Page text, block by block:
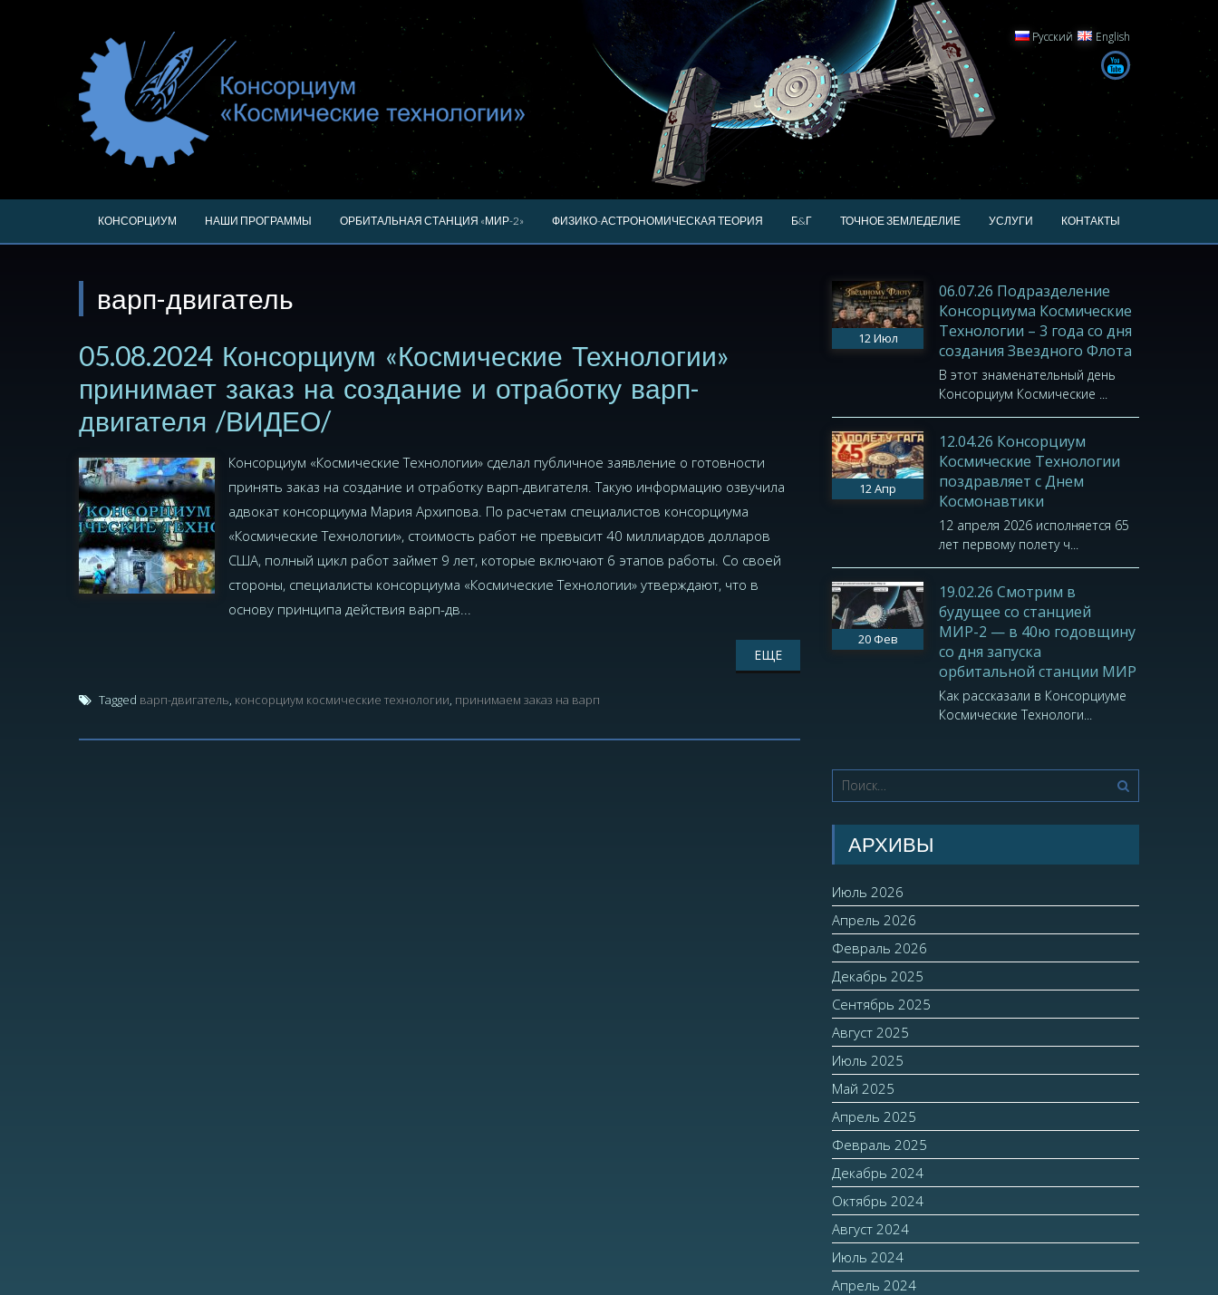
Русский English
КОНСОРЦИУМ НАШИ ПРОГРАММЫ ОРБИТАЛЬНАЯ СТАНЦИЯ «МИР-2» ФИЗИКО-АСТРОНОМИЧЕСКАЯ ТЕОРИЯ Б&Г ТОЧНОЕ ЗЕМЛЕДЕЛИЕ УСЛУГИ КОНТАКТЫ
варп-двигатель
05.08.2024 Консорциум «Космические Технологии»
принимает заказ на создание и отработку варп-
двигателя /ВИДЕО/
Консорциум «Космические Технологии» сделал публичное заявление о готовности
принять заказ на создание и отработку варп-двигателя. Такую информацию озвучила
адвокат консорциума Мария Архипова. По расчетам специалистов консорциума
«Космические Технологии», стоимость работ не превысит 40 миллиардов долларов
США, полный цикл работ займет 9 лет, которые включают 6 этапов работы. Со своей
стороны, специалисты консорциума «Космические Технологии» утверждают, что в
основу принципа действия варп-дв...
ЕЩЕ
Tagged варп-двигатель, консорциум космические технологии, принимаем заказ на варп
12Июл
06.07.26 Подразделение
Консорциума Космические
Технологии – 3 года со дня
создания Звездного Флота
В этот знаменательный день
Консорциум Космические ...
12Апр
12.04.26 Консорциум
Космические Технологии
поздравляет с Днем
Космонавтики
12 апреля 2026 исполняется 65
лет первому полету ч...
20 Фев
19.02.26 Смотрим в
будущее со станцией
МИР-2 — в 40ю годовщину
со дня запуска
орбитальной станции МИР
Как рассказали в Консорциуме
Космические Технологи...
АРХИВЫ
Июль 2026
Апрель 2026
Февраль 2026
Декабрь 2025
Сентябрь 2025
Август 2025
Июль 2025
Май 2025
Апрель 2025
Февраль 2025
Декабрь 2024
Октябрь 2024
Август 2024
Июль 2024
Апрель 2024